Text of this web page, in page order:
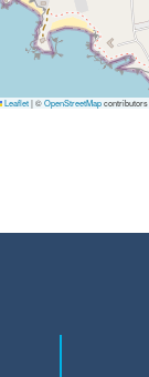
Leaflet |©OpenStreetMapcontributors